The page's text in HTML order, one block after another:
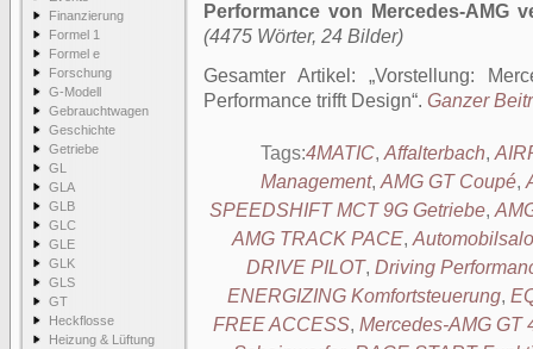
Finanzierung
Formel 1
Formel e
Forschung
G-Modell
Gebrauchtwagen
Geschichte
Getriebe
GL
GLA
GLB
GLC
GLE
GLK
GLS
GT
Heckflosse
Heizung & Lüftung
Performance von Mercedes-AMG
(4475 Wörter, 24 Bilder)
Gesamter Artikel:
Vorstellung:
Performance trifft Design . Ganzer
Tags:4MATIC, Affalterbach,
Management, AMG GT Coupé,
SPEEDSHIFT MCT 9G Getriebe,
AMG TRACK PACE,
DRIVE PILOT, Driving
ENERGIZING Komfortsteuerung,
FREE ACCESS, Mercedes-AMG GT